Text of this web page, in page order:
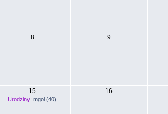
8 9
15
Urodziny: mgol (40)
16